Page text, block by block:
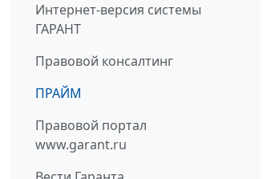
Интернет-версия системы
ГАРАНТ
Правовой консалтинг
ПРАЙМ
Правовой портал
www.garant.ru